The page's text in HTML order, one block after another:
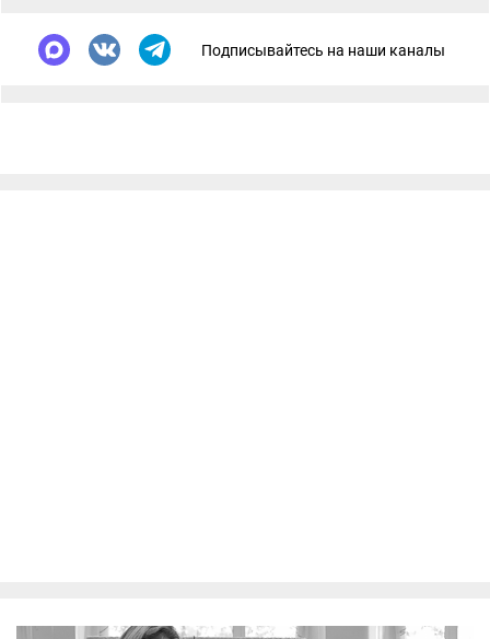
Подписывайтесь на наши каналы